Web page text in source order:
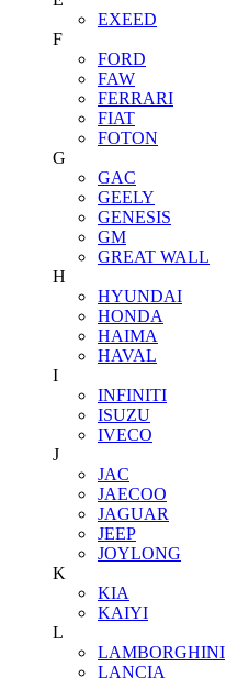
EXEED
F
FORD
FAW
FERRARI
FIAT
FOTON
G
GAC
GEELY
GENESIS
GM
GREAT WALL
H
HYUNDAI
HONDA
HAIMA
HAVAL
I
INFINITI
ISUZU
IVECO
J
JAC
JAECOO
JAGUAR
JEEP
JOYLONG
K
KIA
KAIYI
L
LAMBORGHINI
LANCIA